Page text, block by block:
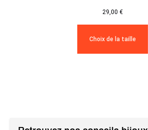
29,00 €
Choix de la taille